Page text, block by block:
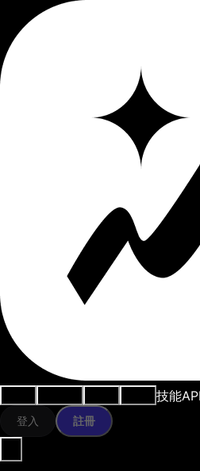
技能API
登入 註冊